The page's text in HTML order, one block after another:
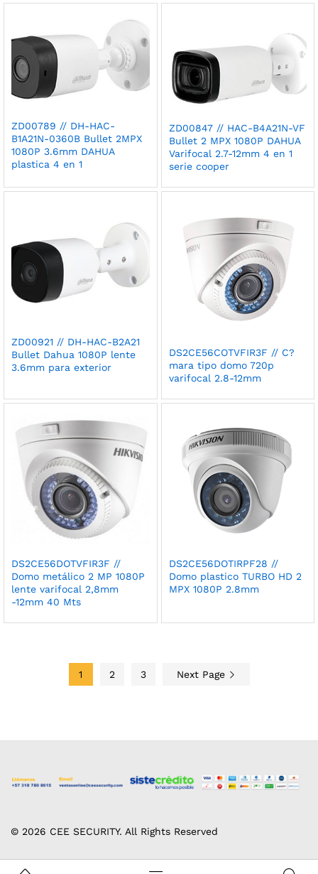
ZD00789 // DH-HAC-
B1A21N-0360B Bullet 2MPX
1080P 3.6mm DAHUA
plastica 4 en 1
ZD00847 // HAC-B4A21N-VF
Bullet 2 MPX 1080P DAHUA
Varifocal 2.7-12mm 4 en 1
serie cooper
ZD00921 // DH-HAC-B2A21
Bullet Dahua 1080P lente
3.6mm para exterior
DS2CE56COTVFIR3F // C?
mara tipo domo 720p
varifocal 2.8-12mm
DS2CE56DOTVFIR3F //
Domo metálico 2 MP 1080P
lente varifocal 2,8mm
-12mm 40 Mts
DS2CE56DOTIRPF28 //
Domo plastico TURBO HD 2
MPX 1080P 2.8mm
1 2 3 Next Page
© 2026 CEE SECURITY. All Rights Reserved